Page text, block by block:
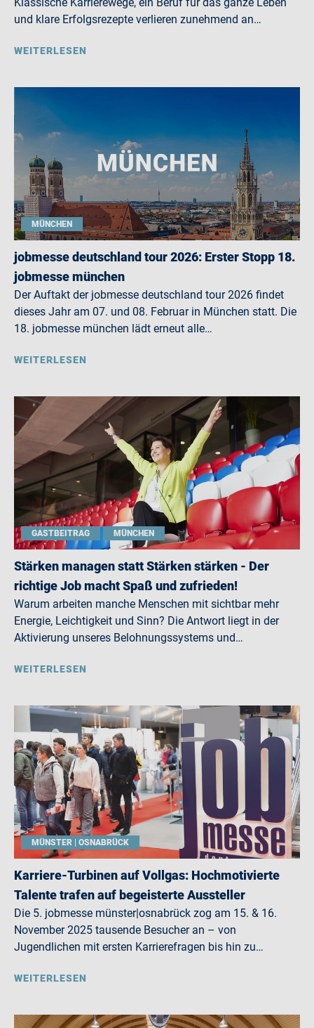
und klare Erfolgsrezepte verlieren zunehmend an…
WEITERLESEN
MÜNCHEN
jobmesse deutschland tour 2026: Erster Stopp 18.
jobmesse münchen
Der Auftakt der jobmesse deutschland tour 2026 findet
dieses Jahr am 07. und 08. Februar in München statt. Die
18. jobmesse münchen lädt erneut alle…
WEITERLESEN
GASTBEITRAG MÜNCHEN
Stärken managen statt Stärken stärken - Der
richtige Job macht Spaß und zufrieden!
Warum arbeiten manche Menschen mit sichtbar mehr
Energie, Leichtigkeit und Sinn? Die Antwort liegt in der
Aktivierung unseres Belohnungssystems und…
WEITERLESEN
MÜNSTER | OSNABRÜCK
Karriere-Turbinen auf Vollgas: Hochmotivierte
Talente trafen auf begeisterte Aussteller
Die 5. jobmesse münster|osnabrück zog am 15. & 16.
November 2025 tausende Besucher an – von
Jugendlichen mit ersten Karrierefragen bis hin zu…
WEITERLESEN